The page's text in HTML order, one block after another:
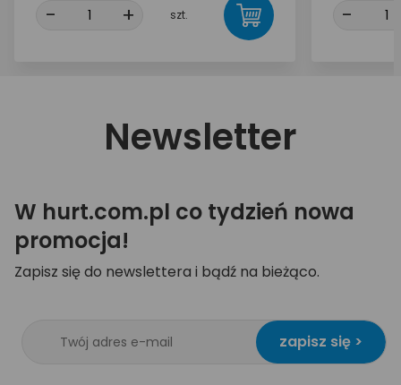
- + szt. -
Newsletter
W hurt.com.pl co tydzień nowa
promocja!
Zapisz się do newslettera i bądź na bieżąco.
zapisz się >